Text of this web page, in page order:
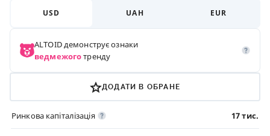
USD UAH EUR
ALTOIDдемонструє ознаки
ведмежоготренду
ДОДАТИ В ОБРАНЕ
Ринкова капіталізація 17 тис.